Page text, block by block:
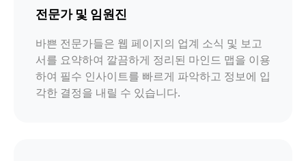
전문가 및 임원진
바쁜 전문가들은 웹 페이지의 업계 소식 및 보고
서를 요약하여 깔끔하게 정리된 마인드 맵을 이용
하여 필수 인사이트를 빠르게 파악하고 정보에 입
각한 결정을 내릴 수 있습니다.